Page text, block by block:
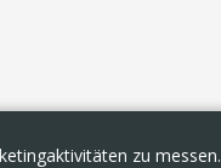
zu messen.